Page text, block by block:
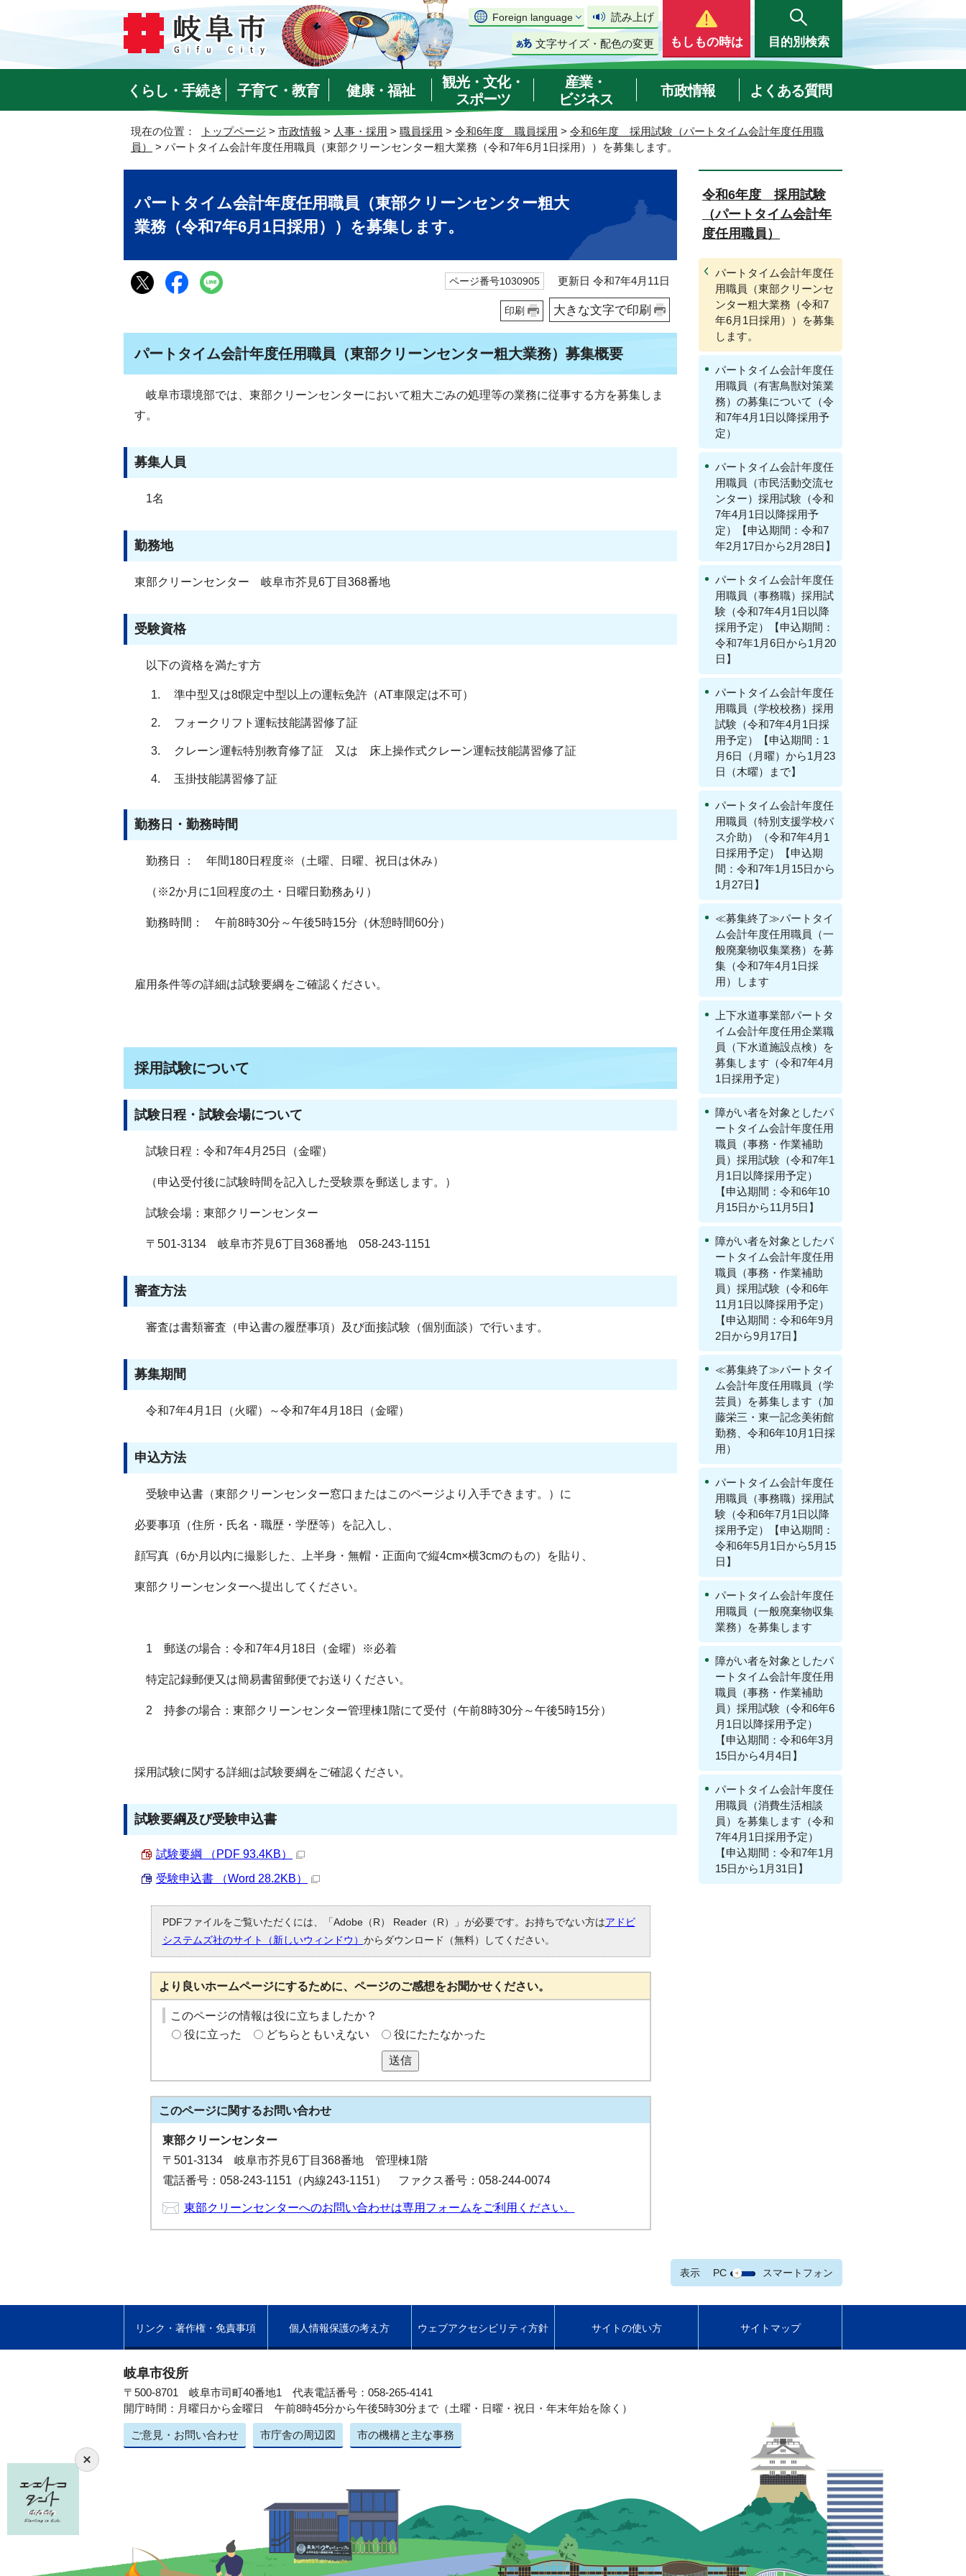
Foreign language 読み上げ
文字サイズ・配色の変更 もしもの時は 目的別検索
くらし・手続き 子育て・教育 健康・福祉
観光・文化・
スポーツ
産業・
ビジネス
市政情報 よくある質問
現在の位置： トップページ > 市政情報 > 人事・採用 > 職員採用 > 令和6年度 職員採用 > 令和6年度 採用試験（パートタイム会計年度任用職
員）
> パートタイム会計年度任用職員（東部クリーンセンター粗大業務（令和7年6月1日採用））を募集します。
パートタイム会計年度任用職員（東部クリーンセンター粗大
業務（令和7年6月1日採用））を募集します。
ページ番号1030905 更新日 令和7年4月11日
印刷 大きな文字で印刷
パートタイム会計年度任用職員（東部クリーンセンター粗大業務）募集概要
岐阜市環境部では、東部クリーンセンターにおいて粗大ごみの処理等の業務に従事する方を募集しま
す。
募集人員
1名
勤務地
東部クリーンセンター 岐阜市芥見6丁目368番地
受験資格
以下の資格を満たす方
準中型又は8t限定中型以上の運転免許（AT車限定は不可）
フォークリフト運転技能講習修了証
クレーン運転特別教育修了証 又は 床上操作式クレーン運転技能講習修了証
玉掛技能講習修了証
勤務日・勤務時間
勤務日 ： 年間180日程度※（土曜、日曜、祝日は休み）
（※2か月に1回程度の土・日曜日勤務あり）
勤務時間： 午前8時30分～午後5時15分（休憩時間60分）
雇用条件等の詳細は試験要綱をご確認ください。
採用試験について
試験日程・試験会場について
試験日程：令和7年4月25日（金曜）
（申込受付後に試験時間を記入した受験票を郵送します。）
試験会場：東部クリーンセンター
〒501-3134 岐阜市芥見6丁目368番地 058-243-1151
審査方法
審査は書類審査（申込書の履歴事項）及び面接試験（個別面談）で行います。
募集期間
令和7年4月1日（火曜）～令和7年4月18日（金曜）
申込方法
受験申込書（東部クリーンセンター窓口またはこのページより入手できます。）に
必要事項（住所・氏名・職歴・学歴等）を記入し、
顔写真（6か月以内に撮影した、上半身・無帽・正面向で縦4cm×横3cmのもの）を貼り、
東部クリーンセンターへ提出してください。
1 郵送の場合：令和7年4月18日（金曜）※必着
特定記録郵便又は簡易書留郵便でお送りください。
2 持参の場合：東部クリーンセンター管理棟1階にて受付（午前8時30分～午後5時15分）
採用試験に関する詳細は試験要綱をご確認ください。
試験要綱及び受験申込書
試験要綱 （PDF 93.4KB）
受験申込書 （Word 28.2KB）
PDFファイルをご覧いただくには、「Adobe（R） Reader（R）」が必要です。お持ちでない方はアドビ
システムズ社のサイト（新しいウィンドウ） からダウンロード（無料）してください。
より良いホームページにするために、ページのご感想をお聞かせください。
このページの情報は役に立ちましたか？
役に立った
どちらともいえない 役にたたなかった
送信
このページに関するお問い合わせ
東部クリーンセンター
〒501-3134 岐阜市芥見6丁目368番地 管理棟1階
電話番号：058-243-1151（内線243-1151） ファクス番号：058-244-0074
東部クリーンセンターへのお問い合わせは専用フォームをご利用ください。
令和6年度 採用試験
（パートタイム会計年
度任用職員）
パートタイム会計年度任
用職員（東部クリーンセ
ンター粗大業務（令和7
年6月1日採用））を募集
します。
パートタイム会計年度任
用職員（有害鳥獣対策業
務）の募集について（令
和7年4月1日以降採用予
定）
パートタイム会計年度任
用職員（市民活動交流セ
ンター）採用試験（令和
7年4月1日以降採用予
定）【申込期間：令和7
年2月17日から2月28日】
パートタイム会計年度任
用職員（事務職）採用試
験（令和7年4月1日以降
採用予定）【申込期間：
令和7年1月6日から1月20
日】
パートタイム会計年度任
用職員（学校校務）採用
試験（令和7年4月1日採
用予定）【申込期間：1
月6日（月曜）から1月23
日（木曜）まで】
パートタイム会計年度任
用職員（特別支援学校バ
ス介助）（令和7年4月1
日採用予定）【申込期
間：令和7年1月15日から
1月27日】
≪募集終了≫パートタイ
ム会計年度任用職員（一
般廃棄物収集業務）を募
集（令和7年4月1日採
用）します
上下水道事業部パートタ
イム会計年度任用企業職
員（下水道施設点検）を
募集します（令和7年4月
1日採用予定）
障がい者を対象としたパ
ートタイム会計年度任用
職員（事務・作業補助
員）採用試験（令和7年1
月1日以降採用予定）
【申込期間：令和6年10
月15日から11月5日】
障がい者を対象としたパ
ートタイム会計年度任用
職員（事務・作業補助
員）採用試験（令和6年
11月1日以降採用予定）
【申込期間：令和6年9月
2日から9月17日】
≪募集終了≫パートタイ
ム会計年度任用職員（学
芸員）を募集します（加
藤栄三・東一記念美術館
勤務、令和6年10月1日採
用）
パートタイム会計年度任
用職員（事務職）採用試
験（令和6年7月1日以降
採用予定）【申込期間：
令和6年5月1日から5月15
日】
パートタイム会計年度任
用職員（一般廃棄物収集
業務）を募集します
障がい者を対象としたパ
ートタイム会計年度任用
職員（事務・作業補助
員）採用試験（令和6年6
月1日以降採用予定）
【申込期間：令和6年3月
15日から4月4日】
パートタイム会計年度任
用職員（消費生活相談
員）を募集します（令和
7年4月1日採用予定）
【申込期間：令和7年1月
15日から1月31日】
表示 PC スマートフォン
リンク・著作権・免責事項 個人情報保護の考え方 ウェブアクセシビリティ方針 サイトの使い方 サイトマップ
岐阜市役所
〒500-8701 岐阜市司町40番地1 代表電話番号：058-265-4141
開庁時間：月曜日から金曜日 午前8時45分から午後5時30分まで（土曜・日曜・祝日・年末年始を除く）
ご意見・お問い合わせ 市庁舎の周辺図 市の機構と主な事務